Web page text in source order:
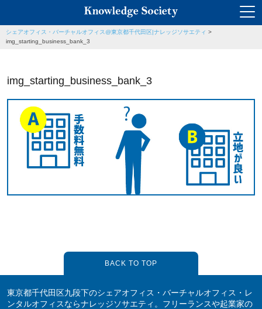
シェアオフィス・バーチャルオフィス@東京都千代田区|ナレッジソサエティ >
img_starting_business_bank_3
img_starting_business_bank_3
BACK TO TOP
東京都千代田区九段下のシェアオフィス・バーチャルオフィス・レ
ンタルオフィスならナレッジソサエティ。フリーランスや起業家の